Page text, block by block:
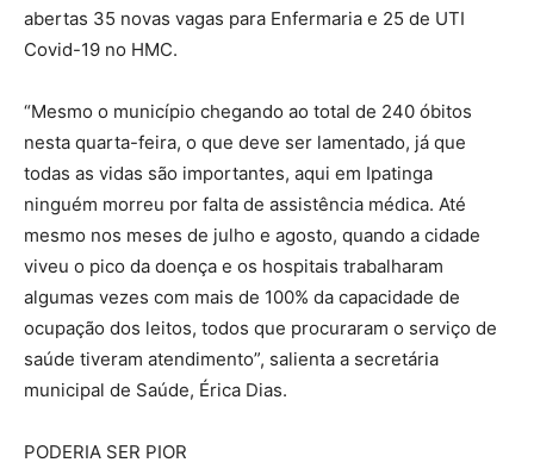
abertas 35 novas vagas para Enfermaria e 25 de UTI
Covid-19 no HMC.
“Mesmo o município chegando ao total de 240 óbitos
nesta quarta-feira, o que deve ser lamentado, já que
todas as vidas são importantes, aqui em Ipatinga
ninguém morreu por falta de assistência médica. Até
mesmo nos meses de julho e agosto, quando a cidade
viveu o pico da doença e os hospitais trabalharam
algumas vezes com mais de 100% da capacidade de
ocupação dos leitos, todos que procuraram o serviço de
saúde tiveram atendimento”, salienta a secretária
municipal de Saúde, Érica Dias.
PODERIA SER PIOR